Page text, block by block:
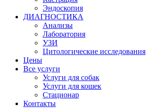
Эндоскопия
ДИАГНОСТИКА
Анализы
Лаборатория
УЗИ
Цитологические исследования
Цены
Все услуги
Услуги для собак
Услуги для кошек
Стационар
Контакты